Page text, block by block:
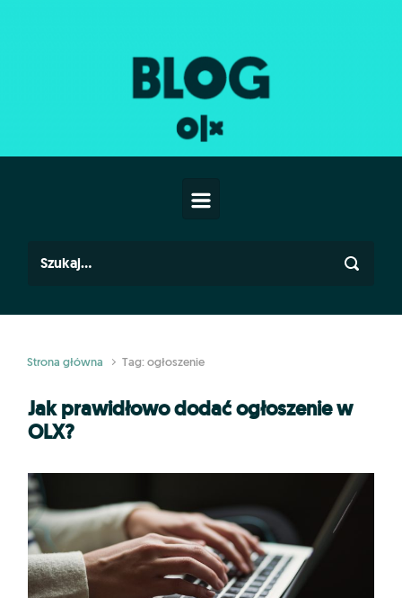
Strona główna Tag: ogłoszenie
Jak prawidłowo dodać ogłoszenie w
OLX?